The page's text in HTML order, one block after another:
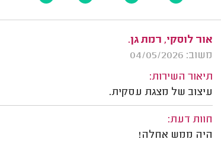
אור לוסקי, רמת גן.
משוב: 04/05/2026
תיאור השירות:
עיצוב של מצגת עסקית.
חוות דעת:
היה ממש אחלה!